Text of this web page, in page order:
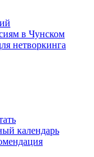
в Чунском
нетворкинга
календарь